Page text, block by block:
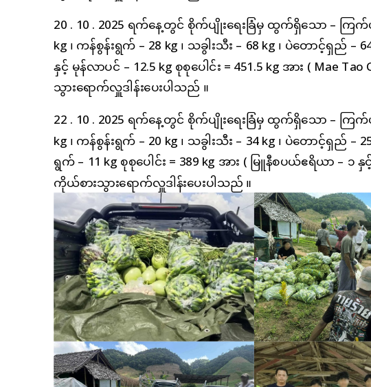
20 . 10 . 2025 ရက်နေ့တွင် စိုက်ပျိုးရေးခြံမှ ထွက်ရှိသော – ကြက်ဟ
kg ၊ ကန်စွန်းရွက် – 28 kg ၊ သခွါးသီး – 68 kg ၊ ပဲတောင့်ရှည် –
နှင့် မုန်လာပင် – 12.5 kg စုစုပေါင်း = 451.5 kg အား ( Mae
သွားရောက်လှူဒါန်းပေးပါသည် ။
22 . 10 . 2025 ရက်နေ့တွင် စိုက်ပျိုးရေးခြံမှ ထွက်ရှိသော – ကြက်ဟ
kg ၊ ကန်စွန်းရွက် – 20 kg ၊ သခွါးသီး – 34 kg ၊ ပဲတောင့်ရှည် –
ရွက် – 11 kg စုစုပေါင်း = 389 kg အား ( မြူနီစပယ်ဧရိယာ –
ကိုယ်စားသွားရောက်လှူဒါန်းပေးပါသည် ။